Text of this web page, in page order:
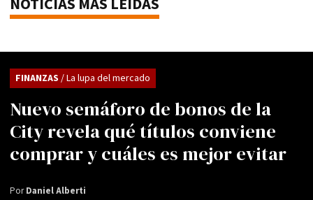
NOTICIAS MÁS LEÍDAS
Nuevo semáforo de bonos de la
City revela qué títulos conviene
comprar y cuáles es mejor evitar
FINANZAS / La lupa del mercado
PorDaniel Alberti